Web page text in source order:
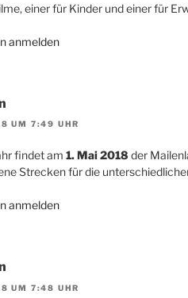
einer für Kinder und einer für
anmelden
UM 7:49 UHR
findet am 1. Mai 2018 der
Strecken für die
anmelden
UM 7:48 UHR